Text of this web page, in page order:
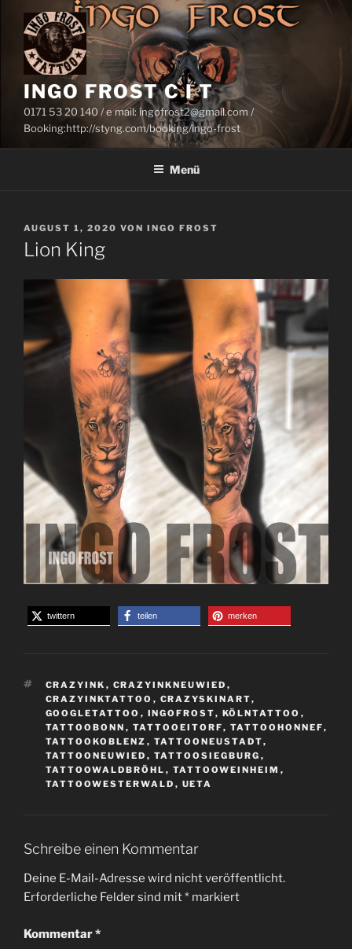
Inhalt
springen
INGO FROST C I T
0171 53 20 140 / e mail: ingofrost2@gmail.com /
Booking:http://styng.com/booking/ingo-frost
Menü
VERÖFFENTLICHT
AM
AUGUST 1, 2020 VON INGO FROST
Lion King
twittern teilen merken
SCHLAGWÖRTER
CRAZYINK , CRAZYINKNEUWIED ,
CRAZYINKTATTOO , CRAZYSKINART,
GOOGLETATTOO , INGOFROST, KÖLNTATTOO ,
TATTOOBONN , TATTOOEITORF, TATTOOHONNEF,
TATTOOKOBLENZ , TATTOONEUSTADT,
TATTOONEUWIED , TATTOOSIEGBURG ,
TATTOOWALDBRÖHL , TATTOOWEINHEIM ,
TATTOOWESTERWALD , UETA
Schreibe einen Kommentar
Deine E-Mail-Adresse wird nicht veröffentlicht.
Erforderliche Felder sind mit* markiert
Kommentar*